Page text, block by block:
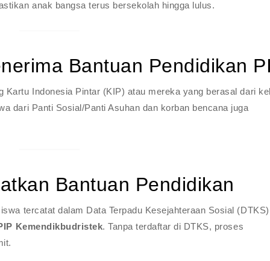
anak bangsa terus bersekolah hingga lulus.
Bantuan Pendidikan
Kartu Indonesia Pintar (KIP) atau mereka yang berasal dari
dari Panti Sosial/Panti Asuhan dan korban bencana juga
Bantuan Pendidikan
tercatat dalam Data Terpadu Kesejahteraan Sosial (DTKS)
Kemendikbudristek. Tanpa terdaftar di DTKS, proses